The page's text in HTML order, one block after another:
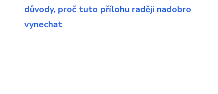
důvody, proč tuto přílohu raději nadobro
vynechat